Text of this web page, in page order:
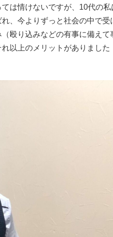
は情けないですが、10代の私
、今よりずっと社会の中で受
殴り込みなどの有事に備えて
以上のメリットがありました